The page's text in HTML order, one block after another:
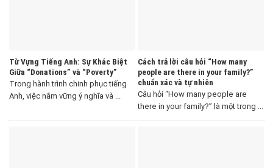
Từ Vựng Tiếng Anh: Sự Khác Biệt
Giữa “Donations” và “Poverty”
Trong hành trình chinh phục tiếng
Anh, việc nắm vững ý nghĩa và ...
Cách trả lời câu hỏi “How many
people are there in your family?”
chuẩn xác và tự nhiên
Câu hỏi “How many people are
there in your family?” là một trong ...